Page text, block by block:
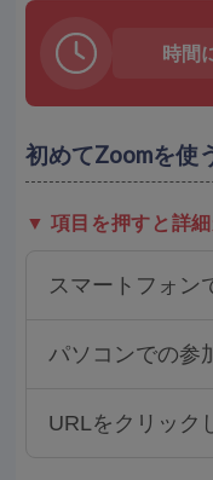
時間
初めてZoomを使
▼ 項目を押すと詳
スマートフォン
パソコンでの参
URLをクリック